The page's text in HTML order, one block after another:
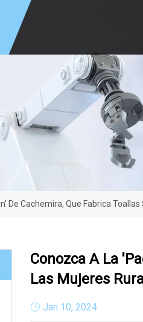
De Cachemira, Que Fabrica
Conozca A La
Las Mujeres
Jan 10, 2024